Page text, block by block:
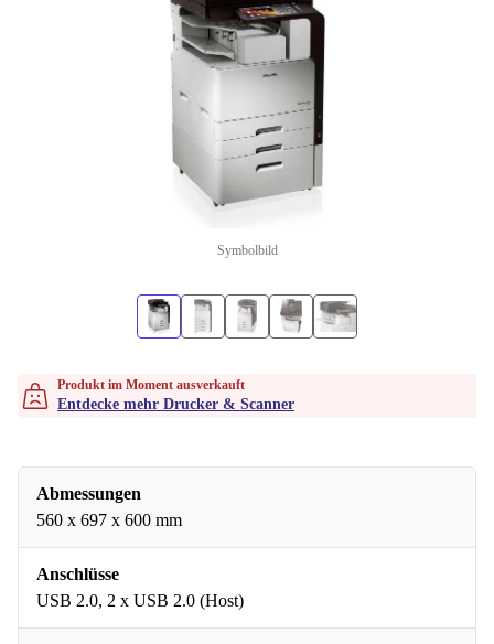
Symbolbild
Produkt im Moment ausverkauft
Entdecke mehr Drucker & Scanner
Abmessungen
560 x 697 x 600 mm
Anschlüsse
USB 2.0, 2 x USB 2.0 (Host)